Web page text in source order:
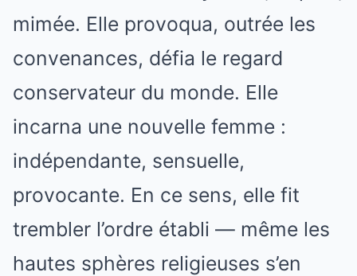
mimée. Elle provoqua, outrée les
convenances, défia le regard
conservateur du monde. Elle
incarna une nouvelle femme :
indépendante, sensuelle,
provocante. En ce sens, elle fit
trembler l’ordre établi — même les
hautes sphères religieuses s’en